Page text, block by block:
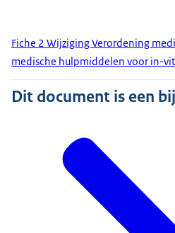
Fiche 2 Wijziging Verordening
medische hulpmiddelen voor in-
Dit document is een